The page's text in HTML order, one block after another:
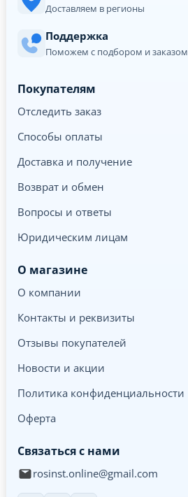
Доставляем в регионы
Поддержка
Поможем с подбором и заказом
Покупателям
Отследить заказ
Способы оплаты
Доставка и получение
Возврат и обмен
Вопросы и ответы
Юридическим лицам
О магазине
О компании
Контакты и реквизиты
Отзывы покупателей
Новости и акции
Политика конфиденциальности
Оферта
Связаться с нами
rosinst.online@gmail.com